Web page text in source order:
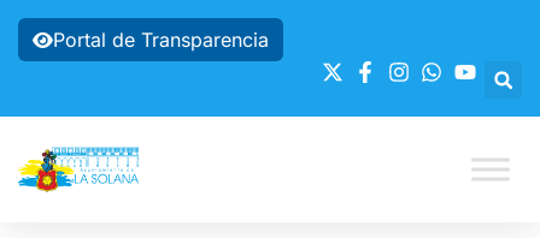
Portal de Transparencia